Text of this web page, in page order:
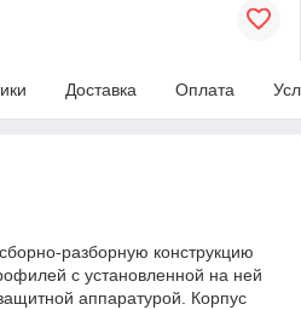
Доставка Оплата
разборную конструкцию
с установленной на ней
аппаратурой. Корпус